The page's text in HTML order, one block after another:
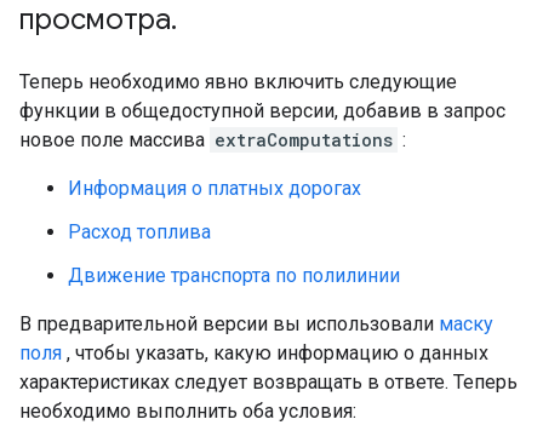
просмотра.
Теперь необходимо явно включить следующие
функции в общедоступной версии, добавив в запрос
новое поле массива extraComputations :
Информация о платных дорогах
Расход топлива
Движение транспорта по полилинии
В предварительной версии вы использовали маску
поля , чтобы указать, какую информацию о данных
характеристиках следует возвращать в ответе. Теперь
необходимо выполнить оба условия: